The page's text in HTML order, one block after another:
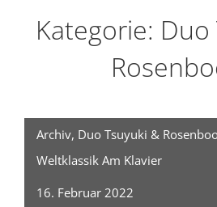
Kategorie: Duo
Archiv, Duo Tsuyuki &
Weltklassik Am Klavier
16. Februar 2022